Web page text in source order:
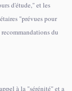
d'étude," et les
"prévues pour
du
à la "sérénité" et a